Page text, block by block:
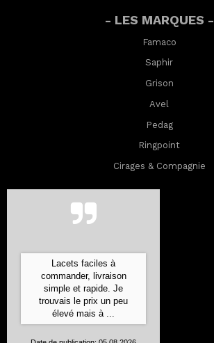
- LES MARQUES -
Famaco
Saphir
Grison
Avel
Pedag
Ringpoint
Cirages & Compagnie
Lacets faciles à
commander, livraison
simple et rapide. Je
trouvais le prix un peu
élevé mais à ...